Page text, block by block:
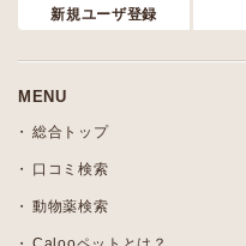
新規ユーザ登録
MENU
総合トップ
口コミ検索
動物薬検索